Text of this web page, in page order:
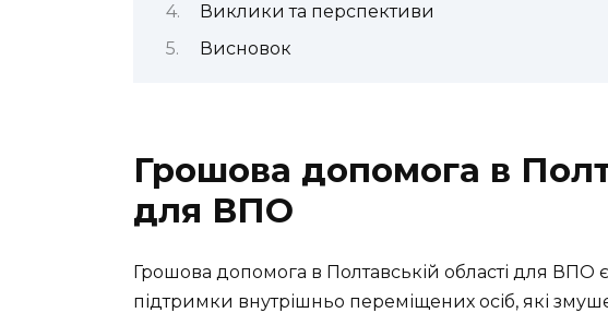
Виклики та перспективи
Висновок
Грошова допомога в
для ВПО
Грошова допомога в Полтавській області для ВПО
підтримки внутрішньо переміщених осіб, які